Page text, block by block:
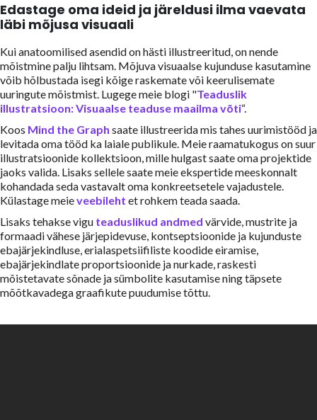
Edastage oma ideid ja järeldusi ilma vaevata
läbi mõjusa visuaali
Kui anatoomilised asendid on hästi illustreeritud, on nende
mõistmine palju lihtsam. Mõjuva visuaalse kujunduse kasutamine
võib hõlbustada isegi kõige raskemate või keerulisemate
uuringute mõistmist. Lugege meie blogi "Teaduslik
illustratsioon: Visuaalse teaduse maailma võti“.
Koos Mind the Graph saate illustreerida mis tahes uurimistööd ja
levitada oma tööd ka laiale publikule. Meie raamatukogus on suur
illustratsioonide kollektsioon, mille hulgast saate oma projektide
jaoks valida. Lisaks sellele saate meie ekspertide meeskonnalt
kohandada seda vastavalt oma konkreetsetele vajadustele.
Külastage meieveebileht et rohkem teada saada.
Lisaks tehakse vigu teaduslikud andmed värvide, mustrite ja
formaadi vähese järjepidevuse, kontseptsioonide ja kujunduste
ebajärjekindluse, erialaspetsiifiliste koodide eiramise,
ebajärjekindlate proportsioonide ja nurkade, raskesti
mõistetavate sõnade ja sümbolite kasutamise ning täpsete
mõõtkavadega graafikute puudumise tõttu.